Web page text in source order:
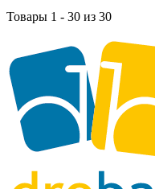
Товары 1 - 30 из 30